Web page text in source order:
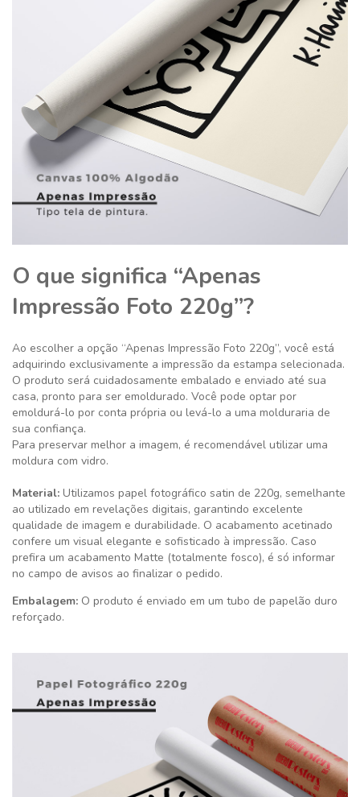
O que significa “Apenas
Impressão Foto 220g”?
Ao escolher a opção “Apenas Impressão Foto 220g”, você está
adquirindo exclusivamente a impressão da estampa selecionada.
O produto será cuidadosamente embalado e enviado até sua
casa, pronto para ser emoldurado. Você pode optar por
emoldurá-lo por conta própria ou levá-lo a uma molduraria de
sua confiança.
Para preservar melhor a imagem, é recomendável utilizar uma
moldura com vidro.
Material: Utilizamos papel fotográfico satin de 220g, semelhante
ao utilizado em revelações digitais, garantindo excelente
qualidade de imagem e durabilidade. O acabamento acetinado
confere um visual elegante e sofisticado à impressão. Caso
prefira um acabamento Matte (totalmente fosco), é só informar
no campo de avisos ao finalizar o pedido.
Embalagem: O produto é enviado em um tubo de papelão duro
reforçado.